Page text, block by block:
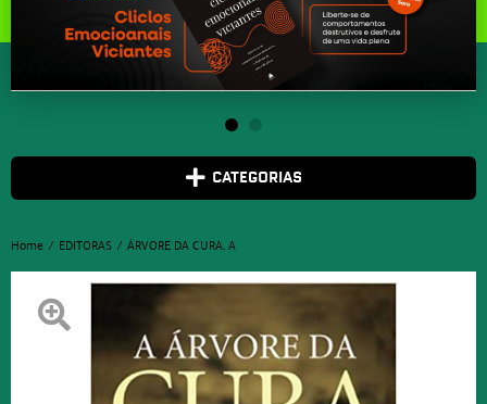
CATEGORIAS
Home EDITORAS ÁRVORE DA CURA, A